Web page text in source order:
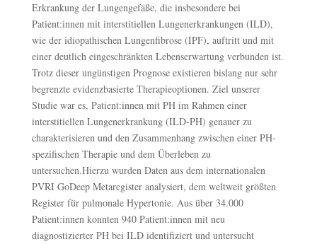
Erkrankung der Lungengefäße, die insbesondere bei
Patient:innen mit interstitiellen Lungenerkrankungen (ILD),
wie der idiopathischen Lungenfibrose (IPF), auftritt und mit
einer deutlich eingeschränkten Lebenserwartung verbunden ist.
Trotz dieser ungünstigen Prognose existieren bislang nur sehr
begrenzte evidenzbasierte Therapieoptionen. Ziel unserer
Studie war es, Patient:innen mit PH im Rahmen einer
interstitiellen Lungenerkrankung (ILD-PH) genauer zu
charakterisieren und den Zusammenhang zwischen einer PH-
spezifischen Therapie und dem Überleben zu
untersuchen.Hierzu wurden Daten aus dem internationalen
PVRI GoDeep Metaregister analysiert, dem weltweit größten
Register für pulmonale Hypertonie. Aus über 34.000
Patient:innen konnten 940 Patient:innen mit neu
diagnostizierter PH bei ILD identifiziert und untersucht